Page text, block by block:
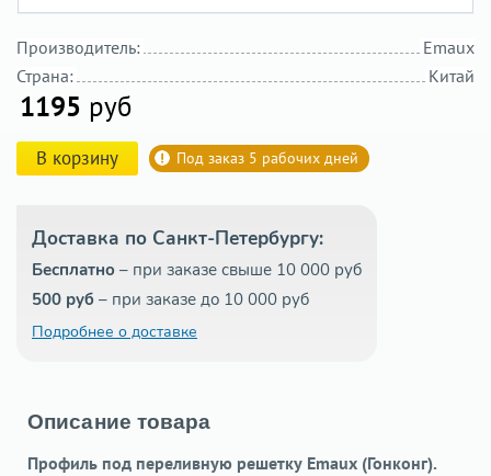
Emaux
Производитель:
Китай
Страна:
1195 руб
В корзину Под заказ 5 рабочих дней
Доставка по Санкт-Петербургу:
Бесплатно – при заказе свыше 10 000 руб
500 руб – при заказе до 10 000 руб
Подробнее о доставке
Описание товара
Профиль под переливную решетку Emaux (Гонконг).